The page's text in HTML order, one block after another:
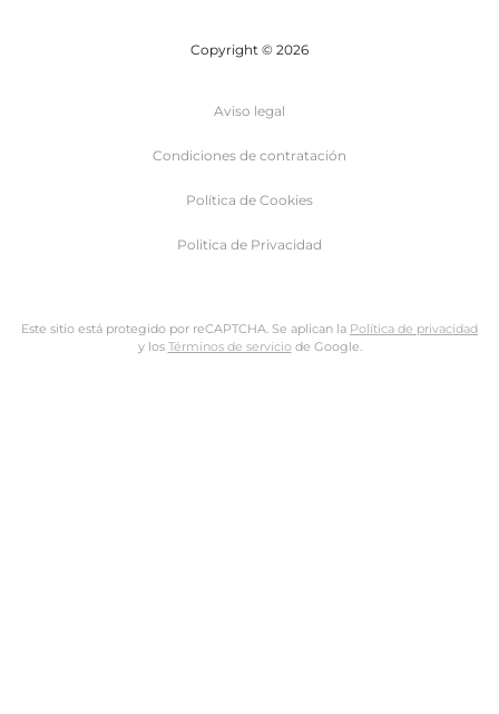
Copyright © 2026
Aviso legal
Condiciones de contratación
Política de Cookies
Politica de Privacidad
Este sitio está protegido por reCAPTCHA. Se aplican la Política de privacidad
y los Términos de serviciode Google.